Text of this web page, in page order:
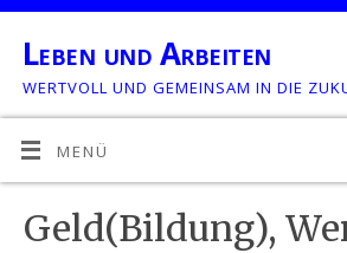
Leben und Arbeiten
WERTVOLL UND GEMEINSAM IN DIE
MENÜ
Geld(Bildung),